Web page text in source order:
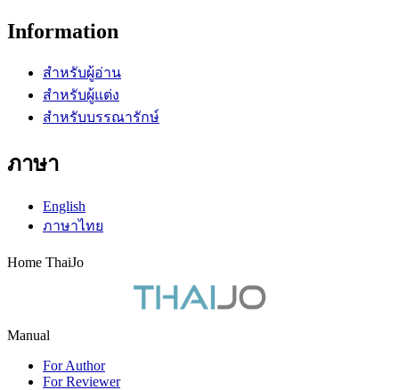
Information
สำหรับผู้อ่าน
สำหรับผู้แต่ง
สำหรับบรรณารักษ์
ภาษา
English
ภาษาไทย
Home ThaiJo
Manual
For Author
For Reviewer